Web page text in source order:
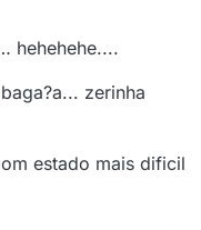
hehehehe....
zerinha
estado mais dificil